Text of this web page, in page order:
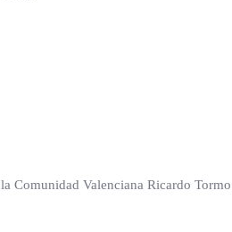
Comunidad Valenciana Ricardo